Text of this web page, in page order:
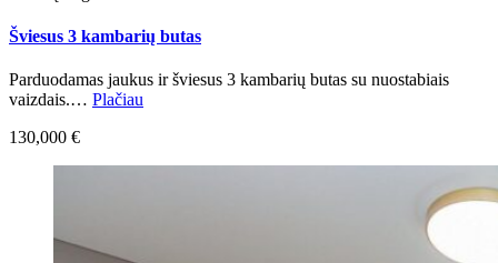
Šviesus 3 kambarių butas
Parduodamas jaukus ir šviesus 3 kambarių butas su nuostabiais
vaizdais.… Plačiau
130,000 €